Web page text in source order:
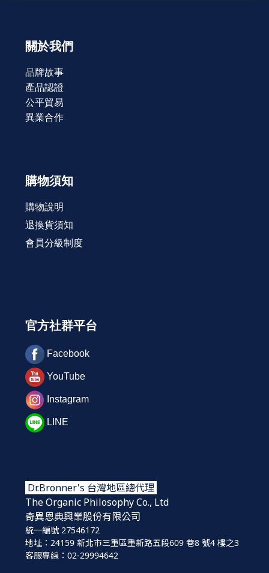
關於我們
品牌故事
產品認證
公平貿易
異業合作
購物須知
購物說明
退換貨須知
會員分級制度
官方社群平台
Facebook
YouTube
Instagram
LINE
Dr.Bronner's 台灣地區總代理
The Organic Philosophy Co., Ltd
奇異恩典興業股份有限公司
統一編號 27546172
地址：24159 新北市三重區重新路五段609 巷8 號4 樓之3
客服專線：02-29994642